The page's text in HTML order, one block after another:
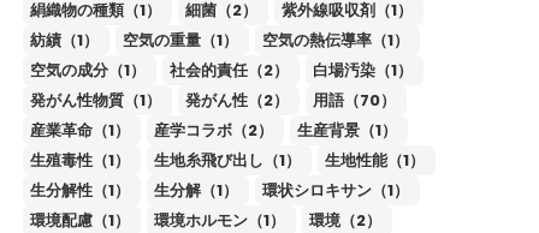
絹織物の種類（1）
細菌（2）
紫外線吸収剤（1）
紡績（1）
空気の重量（1）
空気の熱伝導率（1）
空気の成分（1）
社会的責任（2）
白場汚染（1）
発がん性物質（1）
発がん性（2）
用語（70）
産業革命（1）
産学コラボ（2）
生産背景（1）
生殖毒性（1）
生地糸飛び出し（1）
生地性能（1）
生分解性（1）
生分解（1）
環状シロキサン（1）
環境配慮（1）
環境ホルモン（1）
環境（2）